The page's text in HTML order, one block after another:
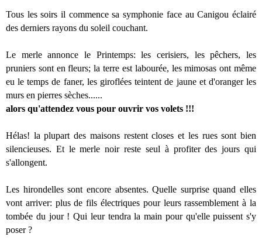
Tous les soirs il commence sa symphonie face au Canigou éclairé
des derniers rayons du soleil couchant.
Le merle annonce le Printemps: les cerisiers, les pêchers, les
pruniers sont en fleurs; la terre est labourée, les mimosas ont même
eu le temps de faner, les giroflées teintent de jaune et d'oranger les
murs en pierres sèches......
alors qu'attendez vous pour ouvrir vos volets !!!
Hélas! la plupart des maisons restent closes et les rues sont bien
silencieuses. Et le merle noir reste seul à profiter des jours qui
s'allongent.
Les hirondelles sont encore absentes. Quelle surprise quand elles
vont arriver: plus de fils électriques pour leurs rassemblement à la
tombée du jour ! Qui leur tendra la main pour qu'elle puissent s'y
poser ?